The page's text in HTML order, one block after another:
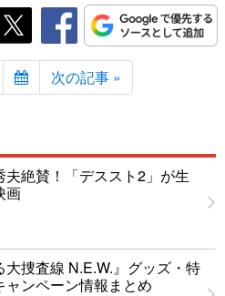
次の記事 »
夫絶賛！「デススト2」が生
画
大捜査線 N.E.W.』グッズ・特
ャンペーン情報まとめ